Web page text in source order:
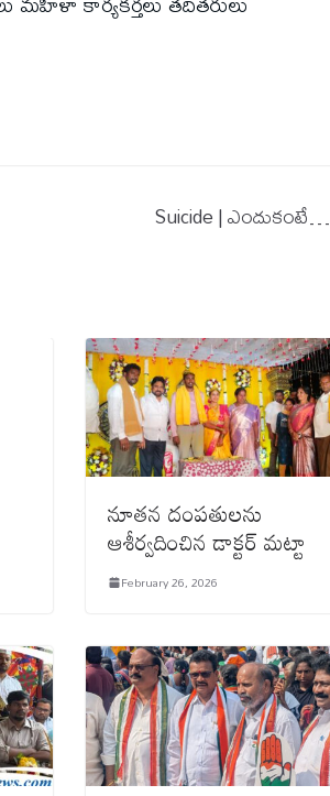
Suicide | ఎందుకంటే…
నూతన దంపతులను
ఆశీర్వదించిన డాక్టర్ మట్టా
February 26, 2026